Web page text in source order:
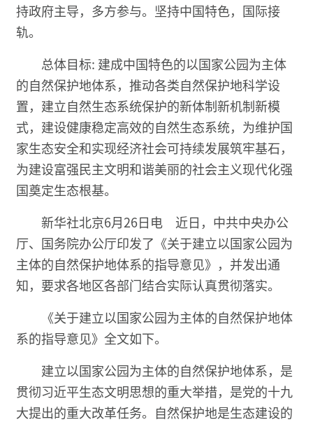
持政府主导，多方参与。坚持中国特色，国际接
轨。
总体目标: 建成中国特色的以国家公园为主体
的自然保护地体系，推动各类自然保护地科学设
置，建立自然生态系统保护的新体制新机制新模
式，建设健康稳定高效的自然生态系统，为维护国
家生态安全和实现经济社会可持续发展筑牢基石，
为建设富强民主文明和谐美丽的社会主义现代化强
国奠定生态根基。
新华社北京6月26日电 近日，中共中央办公
厅、国务院办公厅印发了《关于建立以国家公园为
主体的自然保护地体系的指导意见》，并发出通
知，要求各地区各部门结合实际认真贯彻落实。
《关于建立以国家公园为主体的自然保护地体
系的指导意见》全文如下。
建立以国家公园为主体的自然保护地体系，是
贯彻习近平生态文明思想的重大举措，是党的十九
大提出的重大改革任务。自然保护地是生态建设的